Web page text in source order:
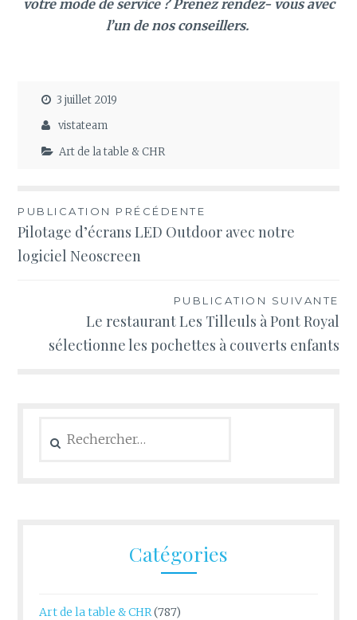
votre mode de service ? Prenez rendez- vous avec
l’un de nos conseillers.
3 juillet 2019
vistateam
Art de la table & CHR
Navigation
de
l’article
PUBLICATION PRÉCÉDENTE
Pilotage d’écrans LED Outdoor avec notre
logiciel Neoscreen
PUBLICATION SUIVANTE
Le restaurant Les Tilleuls à Pont Royal
sélectionne les pochettes à couverts enfants
Catégories
Art de la table & CHR(787)